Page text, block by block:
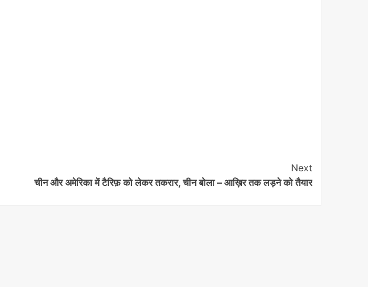
Next
चीन और अमेरिका में टैरिफ़ को लेकर तकरार, चीन बोला – आख़िर तक लड़ने को तैयार